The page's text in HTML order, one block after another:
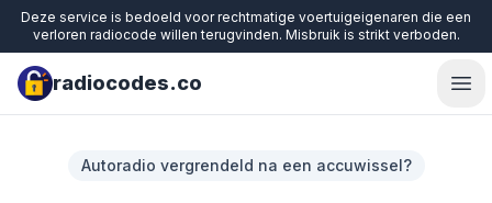
Deze service is bedoeld voor rechtmatige voertuigeigenaren die een
verloren radiocode willen terugvinden. Misbruik is strikt verboden.
radiocodes.co
Autoradio vergrendeld na een accuwissel?